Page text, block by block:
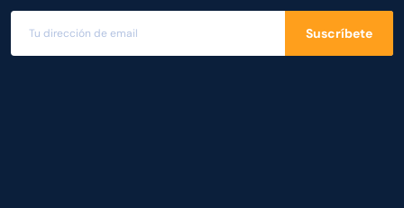
Suscríbete